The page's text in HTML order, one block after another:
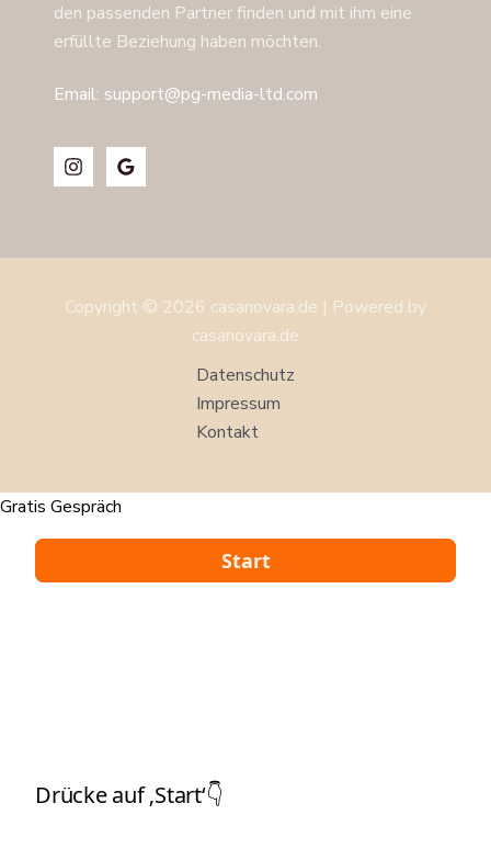
den passenden Partner finden und mit ihm eine
erfüllte Beziehung haben möchten.
Email: support@pg-media-ltd.com
Copyright © 2026 casanovara.de | Powered by
casanovara.de
Datenschutz
Impressum
Kontakt
Gratis Gespräch